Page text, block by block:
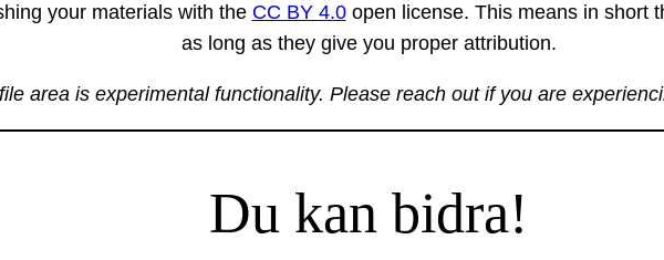
your materials with the CC BY 4.0open license. This means in short
as long as they give you proper attribution.
area is experimental functionality. Please reach out if you are
Du kan bidra!